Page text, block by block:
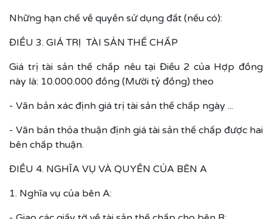
Những hạn chế về quyền sử dụng đất (nếu có):
ĐIỀU 3. GIÁ TRỊ TÀI SẢN THẾ CHẤP
Giá trị tài sản thế chấp nêu tại Điều 2 của Hợp đồng
này là: 10.000.000 đồng (Mười tỷ đồng) theo
- Văn bản xác định giá trị tài sản thế chấp ngày ...
- Văn bản thỏa thuận định giá tài sản thế chấp được hai
bên chấp thuận.
ĐIỀU 4. NGHĨA VỤ VÀ QUYỀN CỦA BÊN A
1. Nghĩa vụ của bên A: